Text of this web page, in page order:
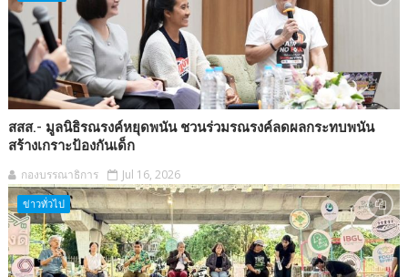
สสส.- มูลนิธิรณรงค์หยุดพนัน ชวนร่วมรณรงค์ลดผลกระทบพนัน
สร้างเกราะป้องกันเด็ก
กองบรรณาธิการ Jul 16, 2026
ข่าวทั่วไป